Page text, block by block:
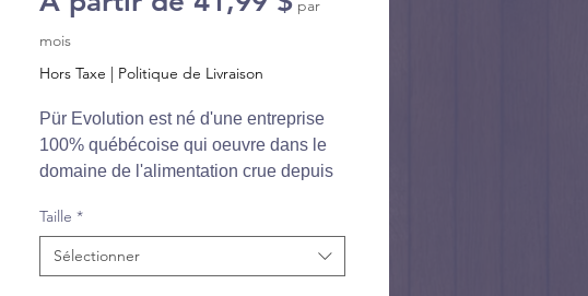
par
mois
Hors Taxe | Politique de Livraison
Pür Evolution est né d'une entreprise
100% québécoise qui oeuvre dans le
domaine de l'alimentation crue depuis
propriétaires a transformé la vision et la
mission de l’entreprise pour s’identifier
à cette nouvelle philosophie de
Taille *
Sélectionner